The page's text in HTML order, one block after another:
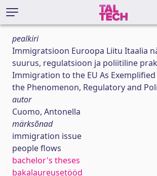
pealkiri
Immigratsioon Euroopa Liitu Itaalia
suurus, regulatsioon ja poliitiline
Immigration to the EU As
the Phenomenon, Regulatory and
autor
Cuomo, Antonella
märksõnad
immigration issue
people flows
bachelor's theses
bakalaureusetööd